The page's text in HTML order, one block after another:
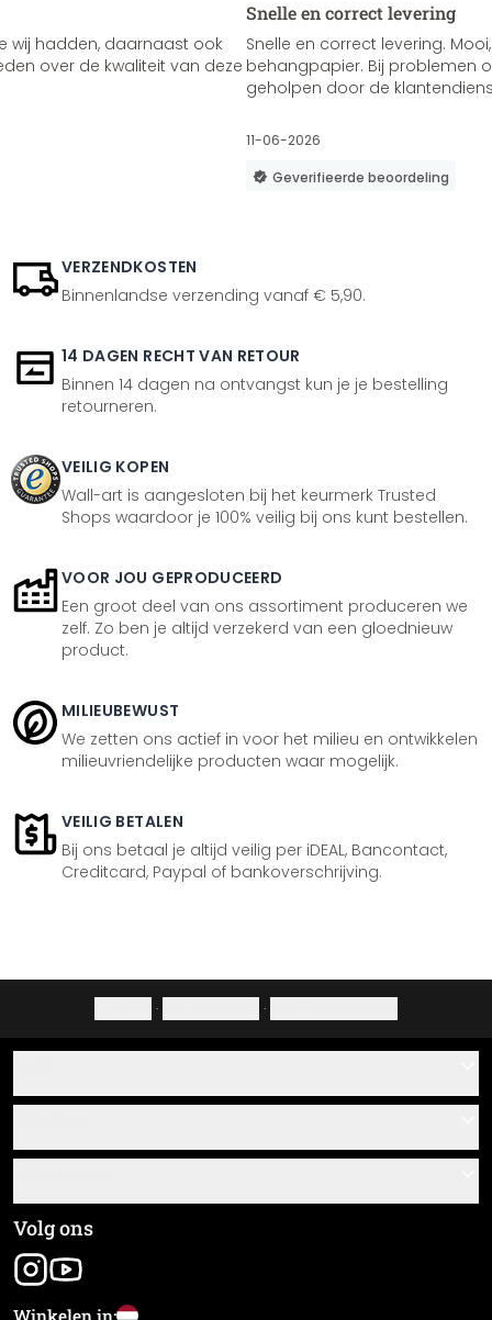
wij hadden, daarnaast ook
over de kwaliteit van deze
Snelle en correct levering
Snelle en correct levering.
behangpapier. Bij problemen
geholpen door de
11-06-2026
Geverifieerde beoordeling
VERZENDKOSTEN
Binnenlandse verzending vanaf € 5,90.
14 DAGEN RECHT VAN RETOUR
Binnen 14 dagen na ontvangst kun je je bestelling
retourneren.
VEILIG KOPEN
Wall-art is aangesloten bij het keurmerk Trusted
Shops waardoor je 100% veilig bij ons kunt bestellen.
VOOR JOU GEPRODUCEERD
Een groot deel van ons assortiment produceren we
zelf. Zo ben je altijd verzekerd van een gloednieuw
product.
MILIEUBEWUST
We zetten ons actief in voor het milieu en ontwikkelen
milieuvriendelijke producten waar mogelijk.
VEILIG BETALEN
Bij ons betaal je altijd veilig per iDEAL, Bancontact,
Creditcard, Paypal of bankoverschrijving.
· ·
Over ons
Plak- en montagehandleidingen
Materiaaloverzicht
Nieuwsbrief aanmelden
Algemene voorwaarden
Colofon
Volg ons
Winkelen in: